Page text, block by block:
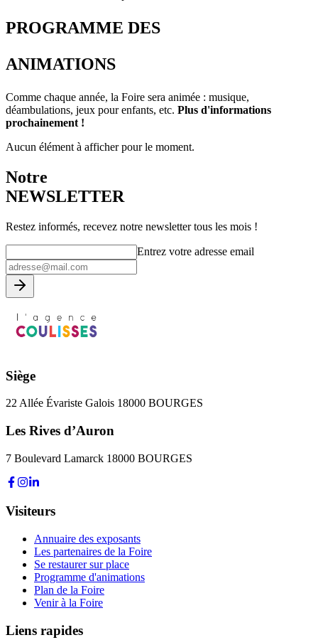
PROGRAMME DES
ANIMATIONS
Comme chaque année, la Foire sera animée : musique,
déambulations, jeux pour enfants, etc. Plus d'informations
prochainement !
Aucun élément à afficher pour le moment.
Notre
NEWSLETTER
Restez informés, recevez notre newsletter tous les mois !
Entrez votre adresse email
Siège
22 Allée Évariste Galois 18000 BOURGES
Les Rives d’Auron
7 Boulevard Lamarck 18000 BOURGES
Visiteurs
Annuaire des exposants
Les partenaires de la Foire
Se restaurer sur place
Programme d'animations
Plan de la Foire
Venir à la Foire
Liens rapides